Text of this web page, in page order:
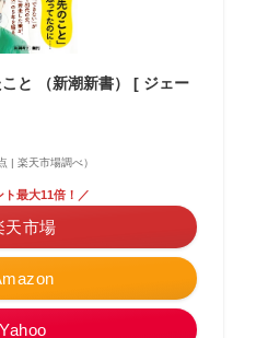
と （新潮新書） [ ジェー
| 楽天市場調べ）
ト最大11倍！／
天市場
Yahoo